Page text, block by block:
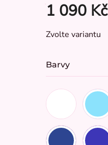
1 090 Kč
Měrná
Zvolte variantu
Barvy